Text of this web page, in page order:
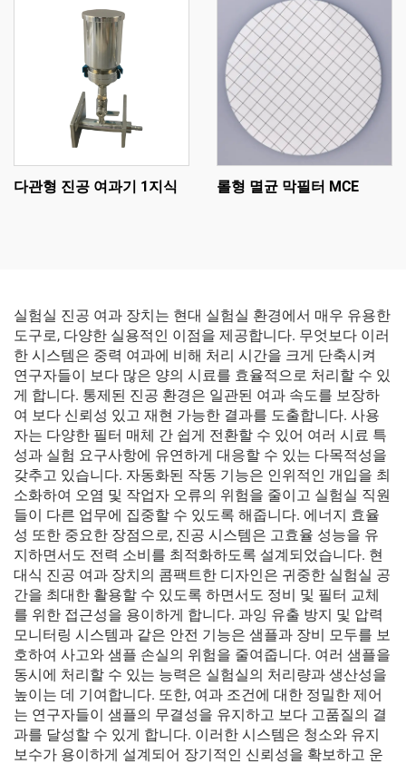
다관형 진공 여과기 1지식 롤형 멸균 막필터 MCE
실험실 진공 여과 장치는 현대 실험실 환경에서 매우 유용한
도구로, 다양한 실용적인 이점을 제공합니다. 무엇보다 이러
한 시스템은 중력 여과에 비해 처리 시간을 크게 단축시켜
연구자들이 보다 많은 양의 시료를 효율적으로 처리할 수 있
게 합니다. 통제된 진공 환경은 일관된 여과 속도를 보장하
여 보다 신뢰성 있고 재현 가능한 결과를 도출합니다. 사용
자는 다양한 필터 매체 간 쉽게 전환할 수 있어 여러 시료 특
성과 실험 요구사항에 유연하게 대응할 수 있는 다목적성을
갖추고 있습니다. 자동화된 작동 기능은 인위적인 개입을 최
소화하여 오염 및 작업자 오류의 위험을 줄이고 실험실 직원
들이 다른 업무에 집중할 수 있도록 해줍니다. 에너지 효율
성 또한 중요한 장점으로, 진공 시스템은 고효율 성능을 유
지하면서도 전력 소비를 최적화하도록 설계되었습니다. 현
대식 진공 여과 장치의 콤팩트한 디자인은 귀중한 실험실 공
간을 최대한 활용할 수 있도록 하면서도 정비 및 필터 교체
를 위한 접근성을 용이하게 합니다. 과잉 유출 방지 및 압력
모니터링 시스템과 같은 안전 기능은 샘플과 장비 모두를 보
호하여 사고와 샘플 손실의 위험을 줄여줍니다. 여러 샘플을
동시에 처리할 수 있는 능력은 실험실의 처리량과 생산성을
높이는 데 기여합니다. 또한, 여과 조건에 대한 정밀한 제어
는 연구자들이 샘플의 무결성을 유지하고 보다 고품질의 결
과를 달성할 수 있게 합니다. 이러한 시스템은 청소와 유지
보수가 용이하게 설계되어 장기적인 신뢰성을 확보하고 운